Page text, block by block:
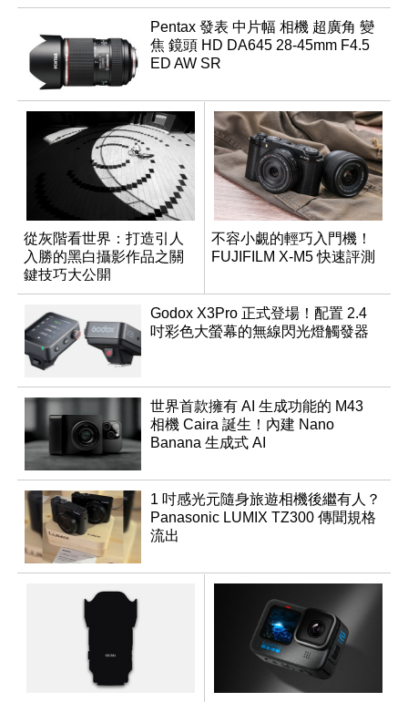
Pentax 發表 中片幅 相機 超廣角 變
焦 鏡頭 HD DA645 28-45mm F4.5
ED AW SR
從灰階看世界：打造引人
入勝的黑白攝影作品之關
鍵技巧大公開
不容小覷的輕巧入門機！
FUJIFILM X-M5 快速評測
Godox X3Pro 正式登場！配置 2.4
吋彩色大螢幕的無線閃光燈觸發器
世界首款擁有 AI 生成功能的 M43
相機 Caira 誕生！內建 Nano
Banana 生成式 AI
1 吋感光元隨身旅遊相機後繼有人？
Panasonic LUMIX TZ300 傳聞規格
流出